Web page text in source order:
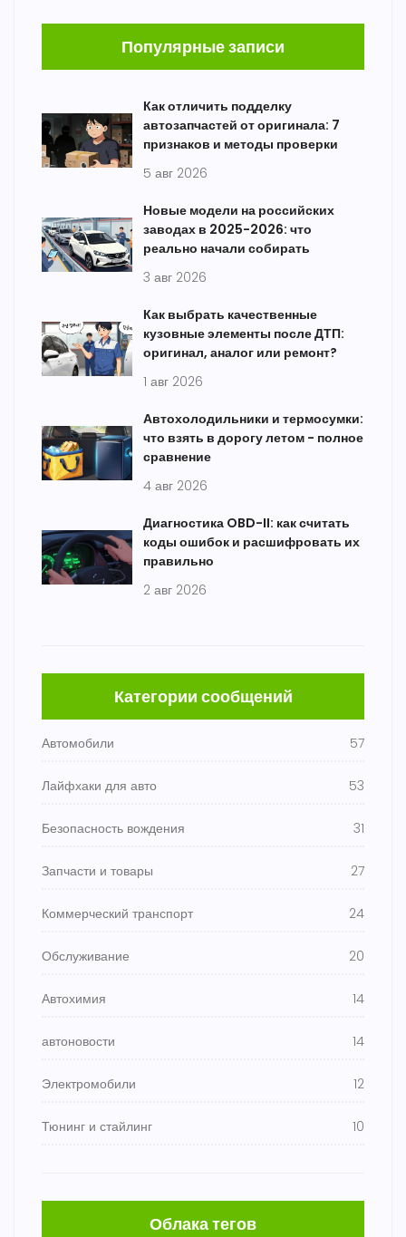
Популярные записи
Как отличить подделку
автозапчастей от оригинала: 7
признаков и методы проверки
5 авг 2026
Новые модели на российских
заводах в 2025-2026: что
реально начали собирать
3 авг 2026
Как выбрать качественные
кузовные элементы после ДТП:
оригинал, аналог или ремонт?
1 авг 2026
Автохолодильники и термосумки:
что взять в дорогу летом - полное
сравнение
4 авг 2026
Диагностика OBD-II: как считать
коды ошибок и расшифровать их
правильно
2 авг 2026
Категории сообщений
Автомобили 57
Лайфхаки для авто 53
Безопасность вождения 31
Запчасти и товары 27
Коммерческий транспорт 24
Обслуживание 20
Автохимия 14
автоновости 14
Электромобили 12
Тюнинг и стайлинг 10
Облака тегов